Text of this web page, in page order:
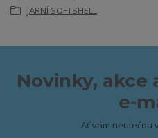
JARNÍ SOFTSHELL
Novinky, akce
e-
Ať vám neutečou